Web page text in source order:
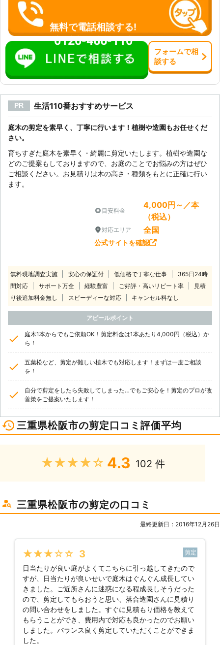
無料で電話相談する!
0120-466-110
フォームで相
談する
PR 生活110番おすすめサービス
庭木の剪定を素早く、丁寧に行います！植樹や造園もお任せくだ
さい。
育ちすぎた庭木を素早く・綺麗に剪定いたします。植樹や造園な
どのご提案もしておりますので、お庭のことでお悩みの方はぜひ
ご相談ください。お見積りは木の高さ・種類をもとに正確に行い
ます。
目安料金
4,000円～／本
（税込）
対応エリア 全国
公式サイトを確認
無料現地調査実施 安心の保証付 低価格で丁寧な仕事
365日24時
間対応
サポート万全 経験豊富 ご好評・高いリピート率
見積
り後追加料金無し
スピーディーな対応 キャンセル料なし
アピールポイント
庭木1本からでもご依頼OK！剪定料金は1本あたり4,000円（税込）か
ら！
五葉松など、剪定が難しい植木でも対応します！まずは一度ご相談
を！
自分で剪定をしたら失敗してしまった…でもご安心を！剪定のプロが改
善策をご提案いたします！
三重県松阪市の剪定口コミ評価平均
★★★★★ 4.3 102 件
三重県松阪市の剪定の口コミ
最終更新日：2016年12月26日
★★★★★ 3 剪定
日当たりが良い庭がよくてこちらに引っ越してきたので
すが、日当たりが良いせいで庭木はぐんぐん成長してい
きました。ご近所さんに迷惑になる程成長しそうだった
ので、剪定してもらおうと思い、落合造園さんに見積り
の問い合わせをしました。すぐに見積もり価格を教えて
もらうことができ、費用内で対応も良かったのでお願い
しました。バランス良く剪定していただくことができま
した。